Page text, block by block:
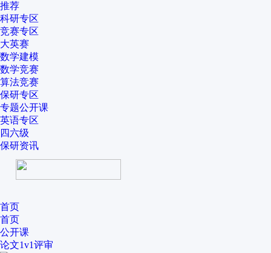
推荐
科研专区
竞赛专区
大英赛
数学建模
数学竞赛
算法竞赛
保研专区
专题公开课
英语专区
四六级
保研资讯
首页
首页
公开课
论文1v1评审